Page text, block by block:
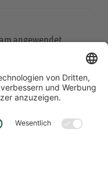
angewendet